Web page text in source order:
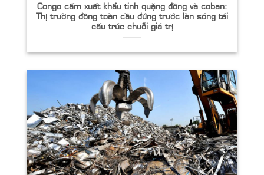
Congo cấm xuất khẩu tinh quặng đồng và coban:
Thị trường đồng toàn cầu đứng trước làn sóng tái
cấu trúc chuỗi giá trị